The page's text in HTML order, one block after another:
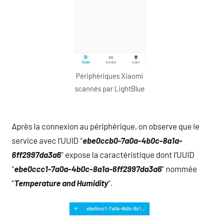
Périphériques Xiaomi
scannés par LightBlue
Après la connexion au périphérique, on observe que le
service avec l’UUID “ebe0ccb0-7a0a-4b0c-8a1a-
6ff2997da3a6” expose la caractéristique dont l’UUID
“ebe0ccc1-7a0a-4b0c-8a1a-6ff2997da3a6” nommée
“Temperature and Humidity“.